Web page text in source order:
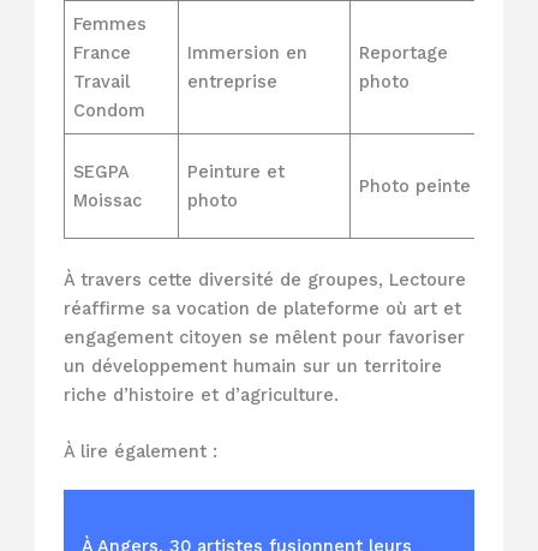
Femmes
France
Travail
Condom
Immersion en
entreprise
Reportage
photo
SEGPA
Moissac
Peinture et
photo
Photo peinte
À travers cette diversité de groupes, Lectoure
réaffirme sa vocation de plateforme où art et
engagement citoyen se mêlent pour favoriser
un développement humain sur un territoire
riche d’histoire et d’agriculture.
À lire également :
À Angers, 30 artistes fusionnent leurs